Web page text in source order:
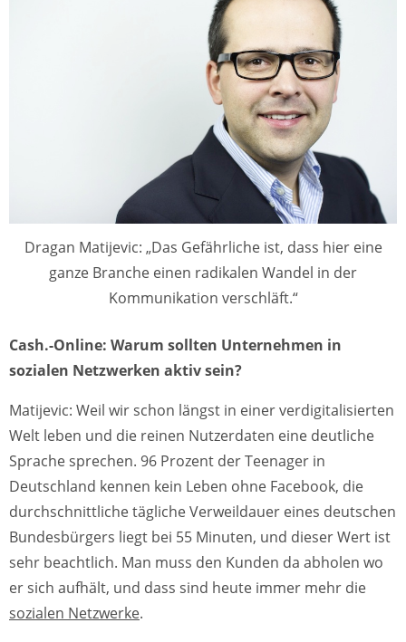
Dragan Matijevic: „Das Gefährliche ist, dass hier eine
ganze Branche einen radikalen Wandel in der
Kommunikation verschläft.“
Cash.-Online: Warum sollten Unternehmen in
sozialen Netzwerken aktiv sein?
Matijevic: Weil wir schon längst in einer verdigitalisierten
Welt leben und die reinen Nutzerdaten eine deutliche
Sprache sprechen. 96 Prozent der Teenager in
Deutschland kennen kein Leben ohne Facebook, die
durchschnittliche tägliche Verweildauer eines deutschen
Bundesbürgers liegt bei 55 Minuten, und dieser Wert ist
sehr beachtlich. Man muss den Kunden da abholen wo
er sich aufhält, und dass sind heute immer mehr die
sozialen Netzwerke.